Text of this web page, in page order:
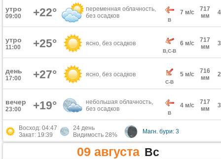
утро
09:00 +22°
переменная облачность,
без осадков
В
7 м/с
717
мм
утро
11:00 +25° ясно, без осадков
В,С-В
6 м/с
717
мм
день
17:00 +27° ясно, без осадков
С-В
5 м/с
716
мм
вечер
23:00 +19°
небольшая облачность,
без осадков
В
4 м/с
717
мм
Восход: 04:47
Закат: 19:39
24 день
Видимость 28%
Магн. бури: 3
09 августа Вс